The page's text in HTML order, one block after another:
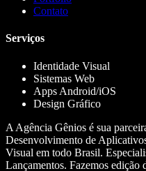
Contato
Serviços
Identidade Visual
Sistemas Web
Apps Android/iOS
Design Gráfico
A Agência Gênios é sua
Desenvolvimento de
Visual em todo Brasil.
Lançamentos. Fazemos